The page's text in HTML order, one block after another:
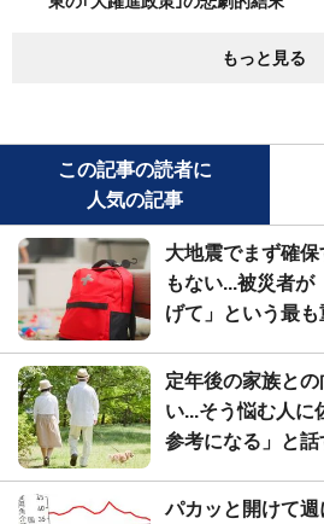
もっと見る
この記事の読者に
人気の記事
大地震でまず確
もない...被災者が
げて」という最
定年後の家族と
い...そう悩む人に
参考になる」と話
パカッと開けて